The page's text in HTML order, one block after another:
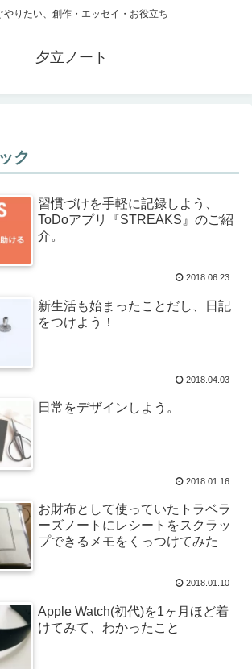
やりたい、創作・エッセイ・お役立ち
夕立ノート
ク
習慣づけを手軽に記録しよう、
ToDoアプリ『STREAKS』のご紹
介。
2018.06.23
新生活も始まったことだし、日記
をつけよう！
2018.04.03
日常をデザインしよう。
2018.01.16
お財布として使っていたトラベラ
ーズノートにレシートをスクラッ
プできるメモをくっつけてみた
2018.01.10
Apple Watch(初代)を1ヶ月ほど着
けてみて、わかったこと